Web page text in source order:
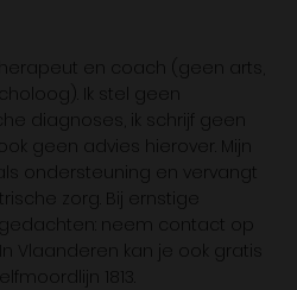
en coach (geen arts,
Ik stel geen
diagnoses, ik schrijf geen
geen advies hierover. Mijn
ondersteuning en vervangt
zorg. Bij ernstige
neem contact op
Vlaanderen kan je ook gratis
1813.